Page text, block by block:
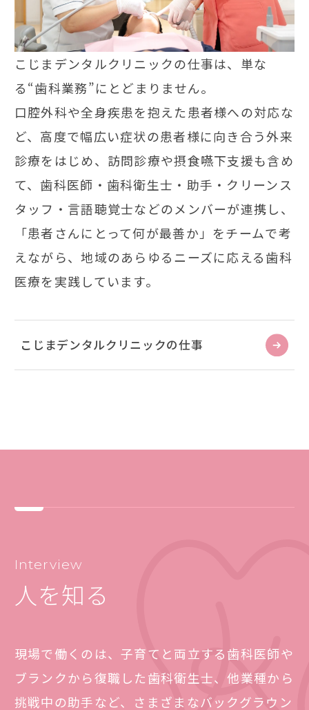
こじまデンタルクリニックの仕事は、単な
る“歯科業務”にとどまりません。
口腔外科や全身疾患を抱えた患者様への対応な
ど、高度で幅広い症状の患者様に向き合う外来
診療をはじめ、訪問診療や摂食嚥下支援も含め
て、 歯科医師・歯科衛生士・助手・クリーンス
タッフ・言語聴覚士などのメンバーが連携し、
「患者さんにとって何が最善か」をチームで考
えながら、地域のあらゆるニーズに応える歯科
医療を実践しています。
こじまデンタルクリニックの仕事
人を知る
Interview
現場で働くのは、子育てと両立する歯科医師や
ブランクから復職した歯科衛生士、他業種から
挑戦中の助手など、さまざまなバックグラウン